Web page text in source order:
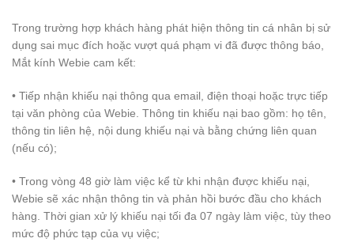
Trong trường hợp khách hàng phát hiện thông tin cá nhân bị sử
dụng sai mục đích hoặc vượt quá phạm vi đã được thông báo,
Mắt kính Webie cam kết:
• Tiếp nhận khiếu nại thông qua email, điện thoại hoặc trực tiếp
tại văn phòng của Webie. Thông tin khiếu nại bao gồm: họ tên,
thông tin liên hệ, nội dung khiếu nại và bằng chứng liên quan
(nếu có);
• Trong vòng 48 giờ làm việc kể từ khi nhận được khiếu nại,
Webie sẽ xác nhận thông tin và phản hồi bước đầu cho khách
hàng. Thời gian xử lý khiếu nại tối đa 07 ngày làm việc, tùy theo
mức độ phức tạp của vụ việc;